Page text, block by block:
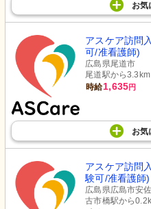
お気
アスケア訪問
可/准看護師)
広島県尾道市
尾道駅から3.3km
時給1,635円
お気
アスケア訪問
験可/准看護師)
広島県広島市安
古市橋駅から